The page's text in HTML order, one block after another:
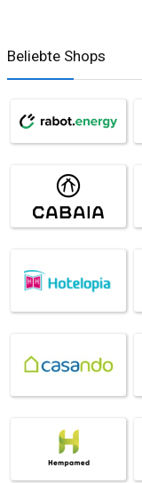
Beliebte Shops